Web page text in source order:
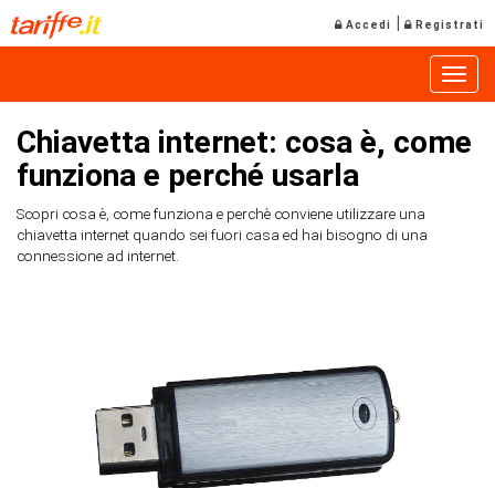
Accedi | Registrati
Chiavetta internet: cosa è, come
funziona e perché usarla
Scopri cosa è, come funziona e perchè conviene utilizzare una
chiavetta internet quando sei fuori casa ed hai bisogno di una
connessione ad internet.